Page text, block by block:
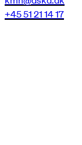
+45 51 21 14 17